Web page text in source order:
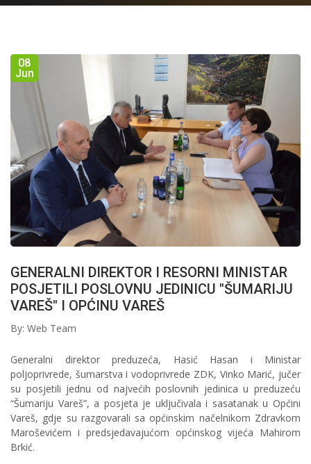
08
Jun
GENERALNI DIREKTOR I RESORNI MINISTAR
POSJETILI POSLOVNU JEDINICU "ŠUMARIJU
VAREŠ" I OPĆINU VAREŠ
By: Web Team
Generalni direktor preduzeća, Hasić Hasan i Ministar
poljoprivrede, šumarstva i vodoprivrede ZDK, Vinko Marić, jučer
su posjetili jednu od najvećih poslovnih jedinica u preduzeću
“Šumariju Vareš”, a posjeta je uključivala i sasatanak u Općini
Vareš, gdje su razgovarali sa općinskim načelnikom Zdravkom
Maroševićem i predsjedavajućom općinskog vijeća Mahirom
Brkić.